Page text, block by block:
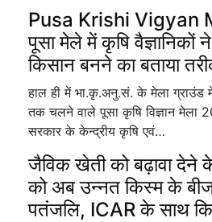
Pusa Krishi Vigyan
पूसा मेले में कृषि
किसान बनने का बताया
हाल ही में भा.कृ.अनु.सं. के मेला ग्राउंड
तक चलने वाले पूसा कृषि विज्ञान मेला
सरकार के केन्द्रीय कृषि एवं…
जैविक खेती को बढ़ावा देने
को अब उन्नत किस्म के बीज
पतंजलि, ICAR के साथ